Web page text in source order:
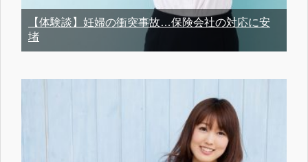
【体験談】妊婦の衝突事故…保険会社の対応に安
堵